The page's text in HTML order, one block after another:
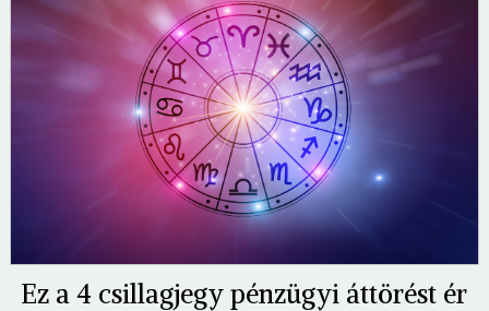
Ez a 4 csillagjegy pénzügyi áttörést ér